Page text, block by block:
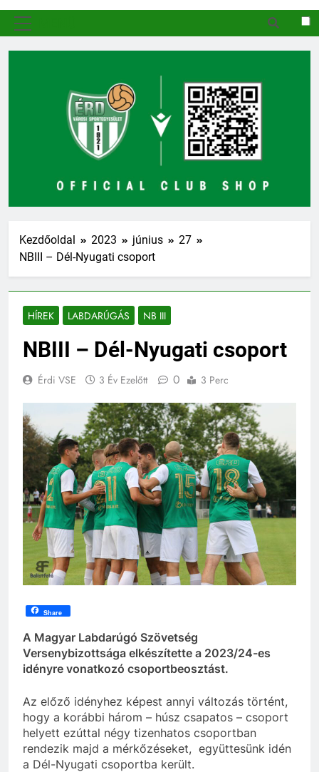
Kezdőoldal 2023 június
27
NBIII – Dél-Nyugati csoport
HÍREK LABDARÚGÁS NB III
NBIII – Dél-Nyugati csoport
Érdi VSE 3 Év Ezelőtt 0 3 Perc
Share
A Magyar Labdarúgó Szövetség
Versenybizottsága elkészítette a 2023/24-es
idényre vonatkozó csoportbeosztást.
Az előző idényhez képest annyi változás történt,
hogy a korábbi három – húsz csapatos – csoport
helyett ezúttal négy tizenhatos csoportban
rendezik majd a mérkőzéseket, együttesünk idén
a Dél-Nyugati csoportba került.